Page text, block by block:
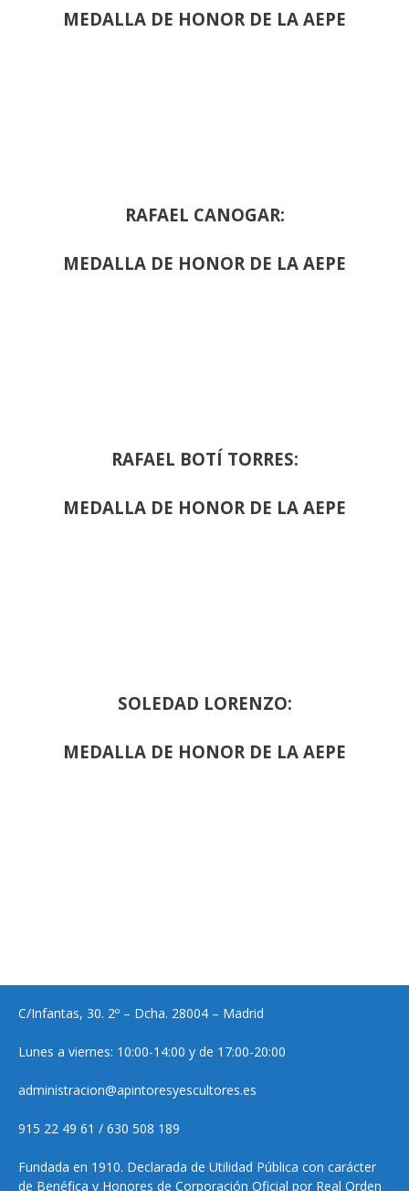
MEDALLA DE HONOR DE LA AEPE
RAFAEL CANOGAR:
MEDALLA DE HONOR DE LA AEPE
RAFAEL BOTÍ TORRES:
MEDALLA DE HONOR DE LA AEPE
SOLEDAD LORENZO:
MEDALLA DE HONOR DE LA AEPE
C/Infantas, 30. 2º – Dcha. 28004 – Madrid
Lunes a viernes: 10:00-14:00 y de 17:00-20:00
administracion@apintoresyescultores.es
915 22 49 61 / 630 508 189
Fundada en 1910. Declarada de Utilidad Pública con carácter
de Benéfica y Honores de Corporación Oficial por Real Orden